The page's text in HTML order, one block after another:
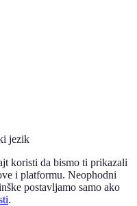
jezik
koristi da bismo ti prikazali
i platformu. Neophodni
postavljamo samo ako
.